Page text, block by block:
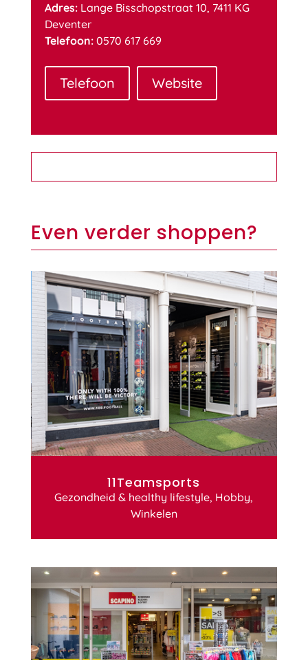
Adres:Lange Bisschopstraat 10, 7411 KG
Deventer
Telefoon:0570 617 669
Telefoon Website
Even verder shoppen?
11Teamsports
Gezondheid & healthy lifestyle, Hobby,
Winkelen